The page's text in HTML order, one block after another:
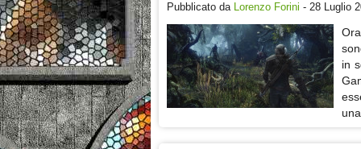
Pubblicato da Lorenzo Forini - 28 Luglio
in